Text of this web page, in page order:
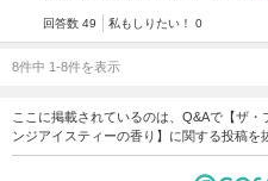
回答数 49 私もしりたい！ 0
8件中 1-8件を表示
ここに掲載されているのは、Q&Aで【ザ
ンジアイスティーの香り】に関する投稿を